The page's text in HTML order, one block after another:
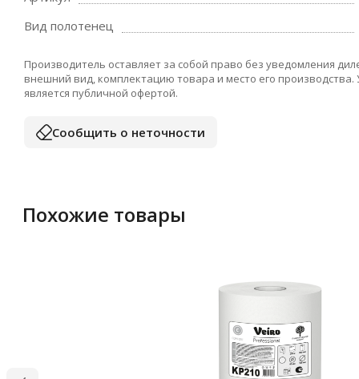
Вид полотенец
Производитель оставляет за собой право без уведомления
внешний вид, комплектацию товара и место его
является публичной офертой.
Сообщить о неточности
Похожие товары